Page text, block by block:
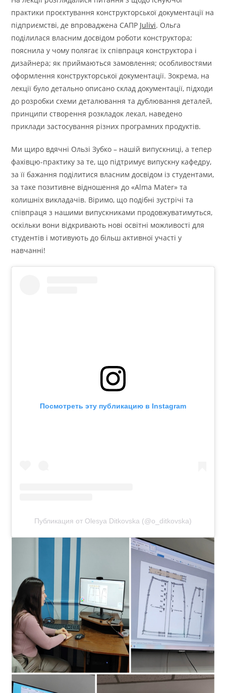
практики проєктування конструкторської документації на
підприємстві, де впроваджена САПР Julivi. Ольга
поділилася власним досвідом роботи конструктора;
пояснила у чому полягає їх співпраця конструктора і
дизайнера; як приймаються замовлення; особливостями
оформлення конструкторської документації. Зокрема, на
лекції було детально описано склад документації, підходи
до розробки схеми деталювання та дублювання деталей,
принципи створення розкладок лекал, наведено
приклади застосування різних програмних продуктів.
Ми щиро вдячні Ользі Зубко – нашій випускниці, а тепер
фахівцю-практику за те, що підтримує випускну кафедру,
за її бажання поділитися власним досвідом із студентами,
за таке позитивне відношення до «Alma Mater» та
колишніх викладачів. Віримо, що подібні зустрічі та
співпраця з нашими випускниками продовжуватимуться,
оскільки вони відкривають нові освітні можливості для
студентів і мотивують до більш активної участі у
навчанні!
Посмотреть эту публикацию в Instagram
Публикация от Olesya Ditkovska (@o_ditkovska)